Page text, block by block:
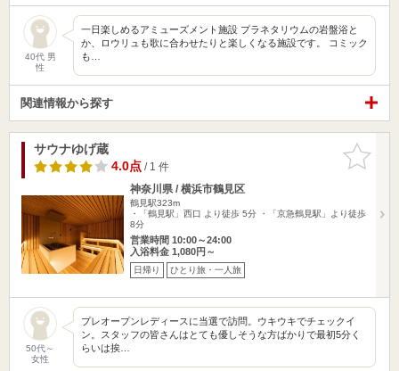
40代 男
性
一日楽しめるアミューズメント施設 プラネタリウムの岩盤浴と
か、ロウリュも歌に合わせたりと楽しくなる施設です。 コミック
も…
関連情報から探す
お気に入
りに追加
サウナゆげ蔵
4.0点/ 1 件
神奈川県 / 横浜市鶴見区
鶴見駅323m
・「鶴見駅」西口 より徒歩 5分 ・「京急鶴見駅」より徒歩
8分
営業時間 10:00～24:00
入浴料金 1,080円～
日帰り ひとり旅・一人旅
50代～
女性
プレオープンレディースに当選で訪問。ウキウキでチェックイ
ン。スタッフの皆さんはとても優しそうな方ばかりで最初5分く
らいは挨…